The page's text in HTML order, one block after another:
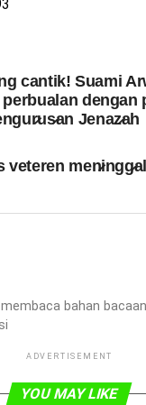
cantik! Suami
dengan
Jenaz̷ah
veteren
bahan
ADVERTISEMENT
YOU MAY LIKE